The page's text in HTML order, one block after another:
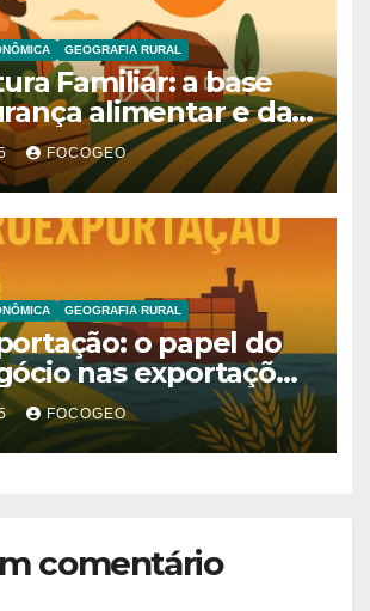
GEOGRAFIA RURAL
Familiar: a base
alimentar e da
no Brasil
FOCOGEO
GEOGRAFIA RURAL
o papel do
nas exportações
global
FOCOGEO
comentário